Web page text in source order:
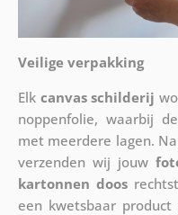
Veilige verpakking
Elk canvas schilderij
noppenfolie, waarbij
met meerdere lagen.
verzenden wij jouw
kartonnen doos
een kwetsbaar